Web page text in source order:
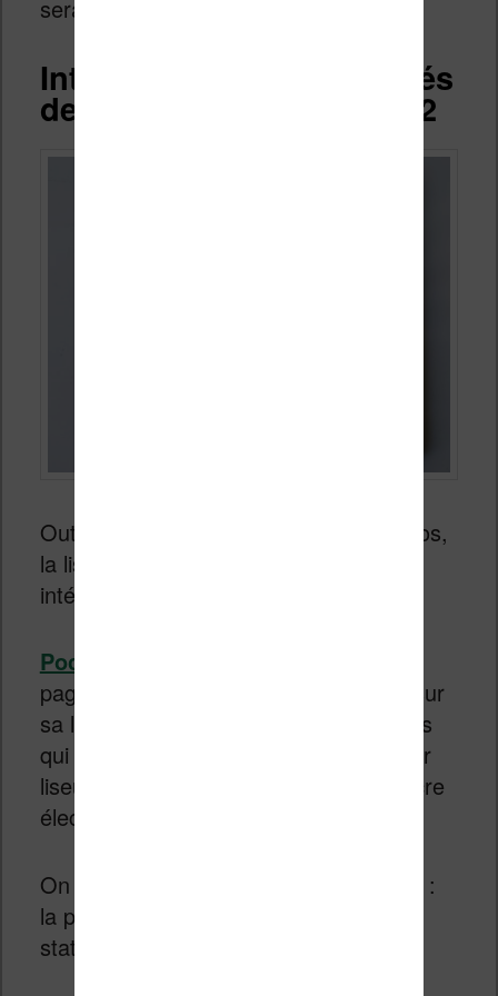
sera développée un peu plus loin.
Interface et fonctionnalités
de la liseuse Kobo Libra 2
Outre sa capacité à lire des livres audios,
la liseuse Kobo Libra 2 propose une
intégration avec le service Pocket.
Pocket
pages Internet et d’y accéder ensuite sur
sa liseuse. C’est très utile pour les gens
qui veulent lire de longs articles sur leur
liseuse et ainsi profiter de l’écran à encre
électronique.
On a aussi une particularité chez Kobo :
la présence de toute une collection de
statistiques sur ses lectures.